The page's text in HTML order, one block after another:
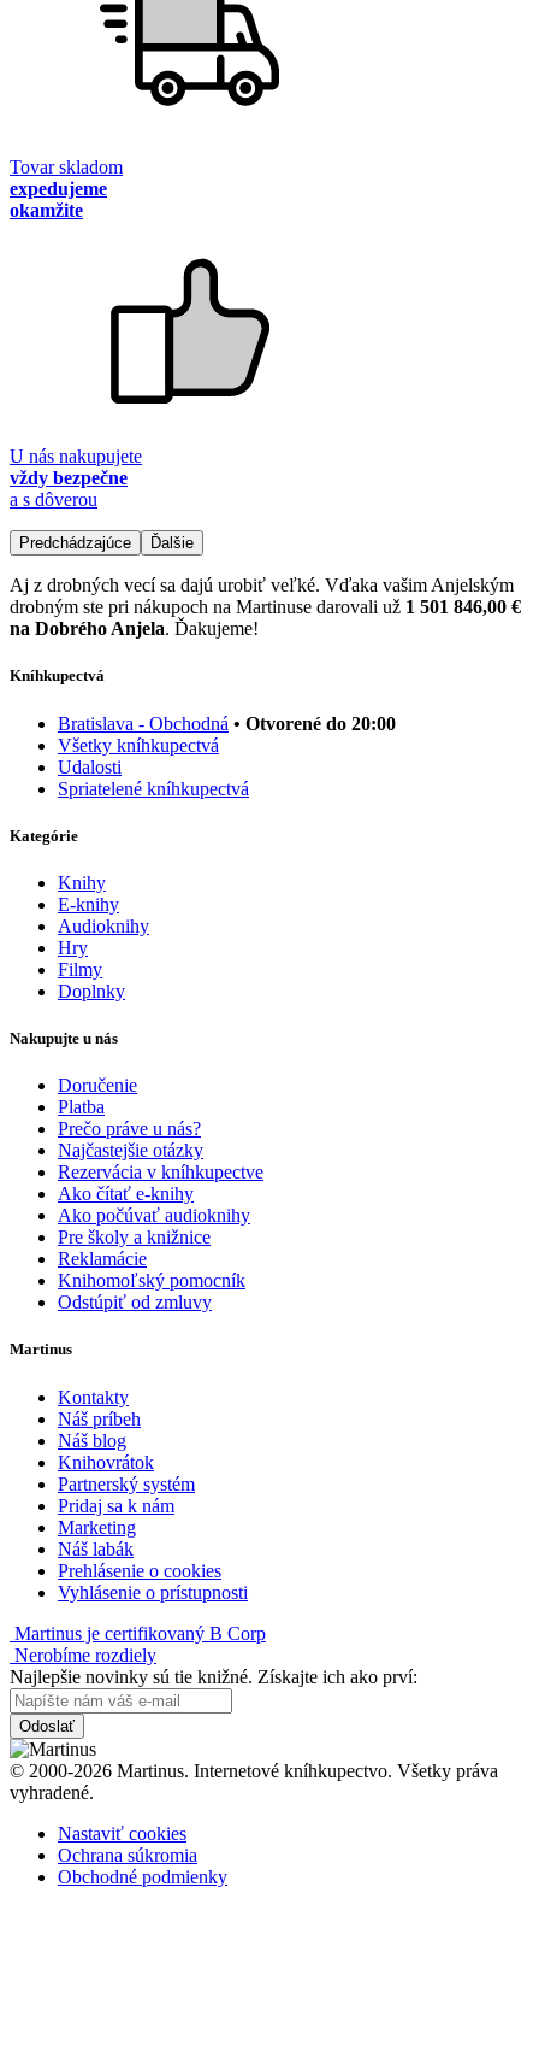
Tovar skladom
expedujeme
okamžite
U nás nakupujete
vždy bezpečne
a s dôverou
Predchádzajúce Ďalšie
Aj z drobných vecí sa dajú urobiť veľké. Vďaka vašim Anjelským
drobným ste pri nákupoch na Martinuse darovali už 1 501 846,00 €
na Dobrého Anjela. Ďakujeme!
Kníhkupectvá
Bratislava - Obchodná • Otvorené do 20:00
Všetky kníhkupectvá
Udalosti
Spriatelené kníhkupectvá
Kategórie
Knihy
E-knihy
Audioknihy
Hry
Filmy
Doplnky
Nakupujte u nás
Doručenie
Platba
Prečo práve u nás?
Najčastejšie otázky
Rezervácia v kníhkupectve
Ako čítať e-knihy
Ako počúvať audioknihy
Pre školy a knižnice
Reklamácie
Knihomoľský pomocník
Odstúpiť od zmluvy
Martinus
Kontakty
Náš príbeh
Náš blog
Knihovrátok
Partnerský systém
Pridaj sa k nám
Marketing
Náš labák
Prehlásenie o cookies
Vyhlásenie o prístupnosti
Martinus je certifikovaný B Corp
Nerobíme rozdiely
Najlepšie novinky sú tie knižné. Získajte ich ako prví:
Odoslať
© 2000-2026 Martinus. Internetové kníhkupectvo. Všetky práva
vyhradené.
Nastaviť cookies
Ochrana súkromia
Obchodné podmienky